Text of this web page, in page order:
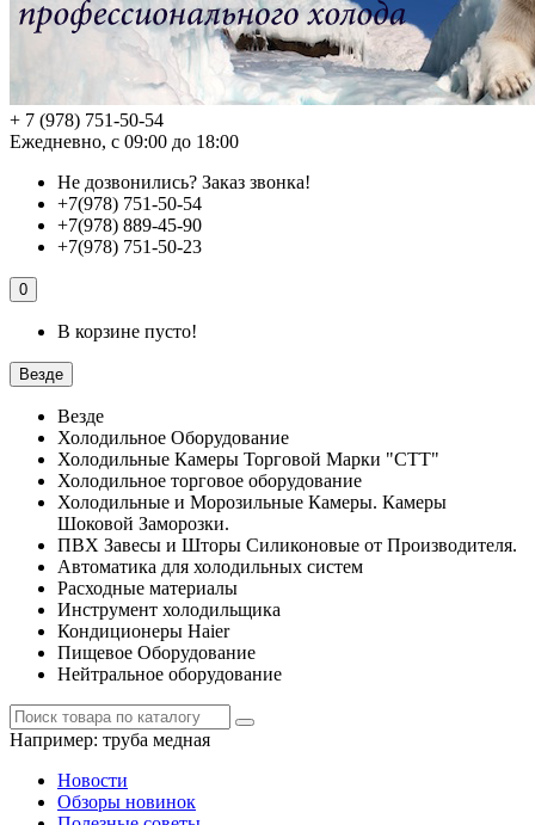
+ 7 (978) 751-50-54
Ежедневно, с 09:00 до 18:00
Не дозвонились? Заказ звонка!
+7(978) 751-50-54
+7(978) 889-45-90
+7(978) 751-50-23
0
В корзине пусто!
Везде
Везде
Холодильное Оборудование
Холодильные Камеры Торговой Марки "СТТ"
Холодильное торговое оборудование
Холодильные и Морозильные Камеры. Камеры
Шоковой Заморозки.
ПВХ Завесы и Шторы Силиконовые от Производителя.
Автоматика для холодильных систем
Расходные материалы
Инструмент холодильщика
Кондиционеры Haier
Пищевое Оборудование
Нейтральное оборудование
Например: труба медная
Новости
Обзоры новинок